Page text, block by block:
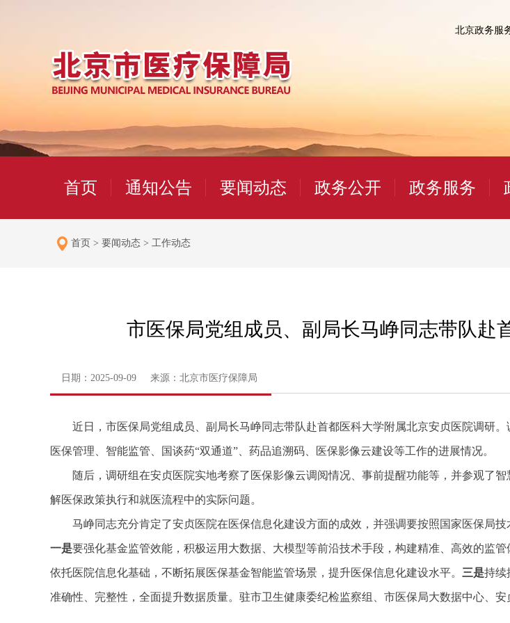
北京政务服
首页 通知公告 要闻动态 政务公开 政务服务
首页 > 要闻动态 > 工作动态
市医保局党组成员、副局长马峥同志带队赴
日期：2025-09-09 来源：北京市医疗保障局
近日，市医保局党组成员、副局长马峥同志带队赴首都医科大学附属北京安贞医院调研
医保管理、智能监管、国谈药“双通道”、药品追溯码、医保影像云建设等工作的进展情况。
随后，调研组在安贞医院实地考察了医保影像云调阅情况、事前提醒功能等，并参观了
解医保政策执行和就医流程中的实际问题。
马峥同志充分肯定了安贞医院在医保信息化建设方面的成效，并强调要按照国家医保局
一是要强化基金监管效能，积极运用大数据、大模型等前沿技术手段，构建精准、高效的监管
依托医院信息化基础，不断拓展医保基金智能监管场景，提升医保信息化建设水平。 三是持续
准确性、完整性，全面提升数据质量。驻市卫生健康委纪检监察组、市医保局大数据中心、安